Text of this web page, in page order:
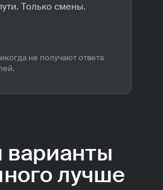
Только смены.
не получают ответа
лучше